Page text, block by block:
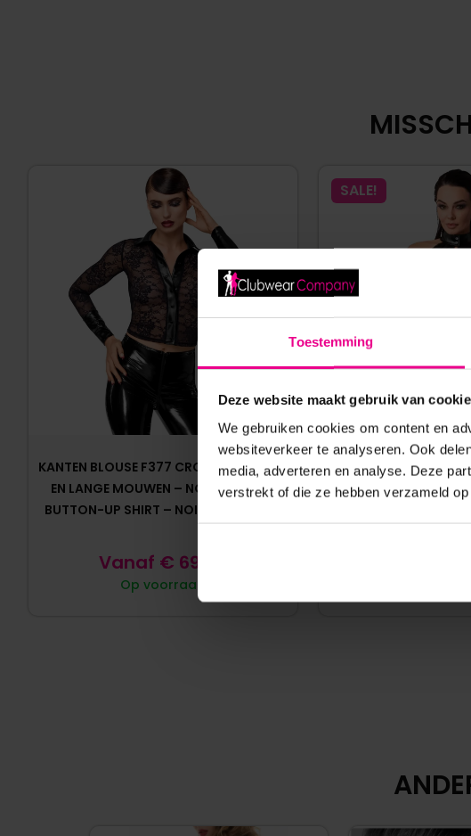
Toestemming
Deze website maakt gebruik van
We gebruiken cookies om content en
websiteverkeer te analyseren. Ook
media, adverteren en analyse. Deze
verstrekt of die ze hebben verzameld
KANTEN BLOUSE F377 CROP TOP MODEL
EN LANGE MOUWEN – NOIRELLE LACE
BUTTON-UP SHIRT – NOIR HANDMADE
Op voorraad
Vanaf € 69,95
SALE!
MESH BOLERO
WETLOOK DETAILS –
Op